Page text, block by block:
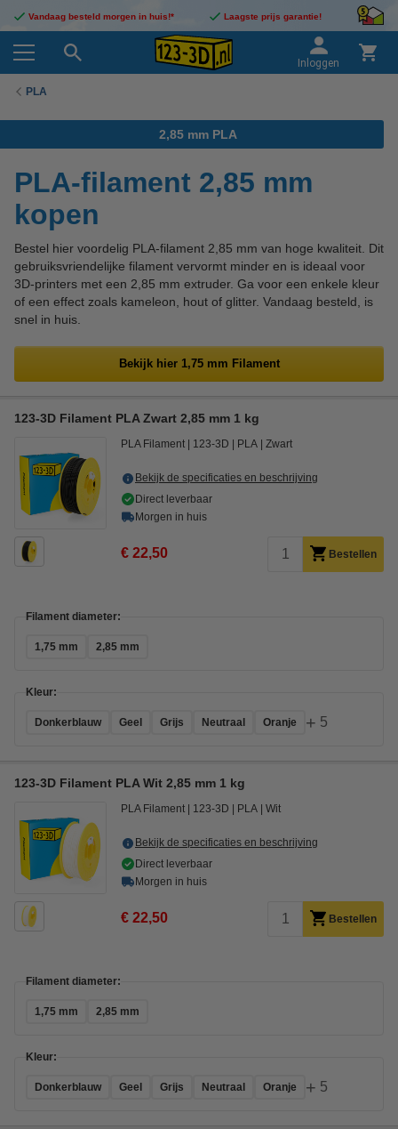
Vandaag besteld morgen in huis!* Laagste prijs garantie!
Inloggen
PLA
2,85 mm PLA
PLA-filament 2,85 mm
kopen
Bestel hier voordelig PLA-filament 2,85 mm van hoge kwaliteit. Dit
gebruiksvriendelijke filament vervormt minder en is ideaal voor
3D-printers met een 2,85 mm extruder. Ga voor een enkele kleur
of een effect zoals kameleon, hout of glitter. Vandaag besteld, is
snel in huis.
Bekijk hier 1,75 mm Filament
123-3D Filament PLA Zwart 2,85 mm 1 kg
PLA Filament 123-3D PLA Zwart
Bekijk de specificaties en beschrijving
Direct leverbaar
Morgen in huis
€ 22,50 Bestellen
Filament diameter:
1,75 mm 2,85 mm
Kleur:
Donkerblauw Geel Grijs Neutraal Oranje + 5
123-3D Filament PLA Wit 2,85 mm 1 kg
PLA Filament 123-3D PLA Wit
Bekijk de specificaties en beschrijving
Direct leverbaar
Morgen in huis
€ 22,50 Bestellen
Filament diameter:
1,75 mm 2,85 mm
Kleur:
Donkerblauw Geel Grijs Neutraal Oranje + 5